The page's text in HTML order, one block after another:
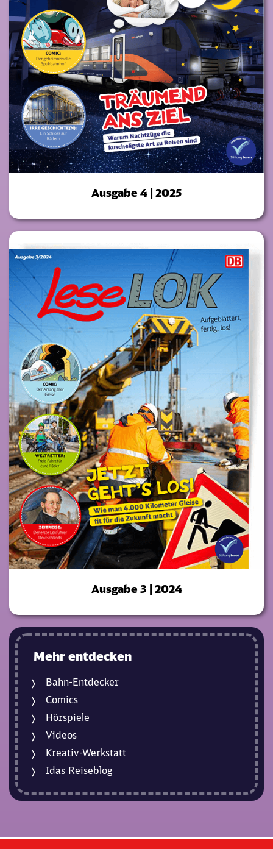
Ausgabe 4 | 2025
Ausgabe 3 | 2024
Mehr entdecken
Bahn-Entdecker
Comics
Hörspiele
Videos
Kreativ-Werkstatt
Idas Reiseblog